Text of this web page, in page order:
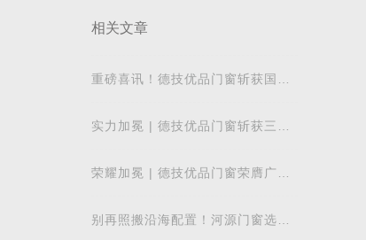
相关文章
重磅喜讯！德技优品门窗斩获国际
实力加冕 | 德技优品门窗斩获三项
质量发展
荣耀加冕 | 德技优品门窗荣膺广东
少军董事
别再照搬沿海配置！河源门窗选